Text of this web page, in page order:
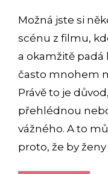
Možná jste si
scénu z filmu,
a okamžitě padá
často mnohem
Právě to je
přehlédnou
vážného. A to
proto, že by ženy